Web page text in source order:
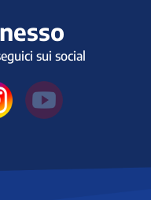
sui social